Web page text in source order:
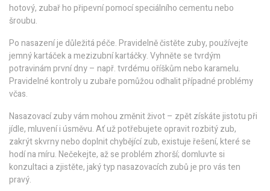
hotový, zubař ho připevní pomocí speciálního cementu nebo
šroubu.
Po nasazení je důležitá péče. Pravidelně čistěte zuby, používejte
jemný kartáček a mezizubní kartáčky. Vyhněte se tvrdým
potravinám první dny – např. tvrdému oříškům nebo karamelu.
Pravidelné kontroly u zubaře pomůžou odhalit případné problémy
včas.
Nasazovací zuby vám mohou změnit život – zpět získáte jistotu při
jídle, mluvení i úsměvu. Ať už potřebujete opravit rozbitý zub,
zakrýt skvrny nebo doplnit chybějící zub, existuje řešení, které se
hodí na míru. Nečekejte, až se problém zhorší; domluvte si
konzultaci a zjistěte, jaký typ nasazovacích zubů je pro vás ten
pravý.